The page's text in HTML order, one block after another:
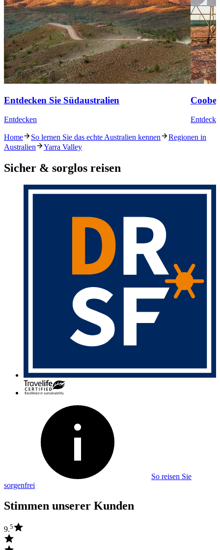
Entdecken Sie Südaustralien
Entdecken
Home So lernen Sie das echte Australien kennen
Regionen in
Australien
Yarra Valley
Sicher & sorglos reisen
So reisen Sie
sorgenfrei
Stimmen unserer Kunden
9.5